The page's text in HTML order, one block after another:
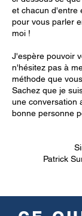
et chacun d'entre
pour vous parler
moi !
J'espère pouvoir
n'hésitez pas à
méthode que
Sachez que je
une conversation
bonne personne
Patrick